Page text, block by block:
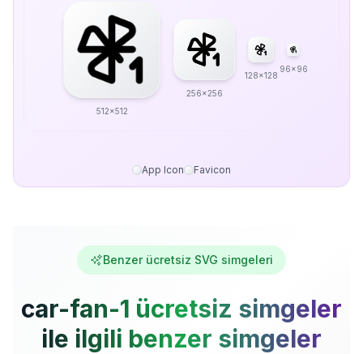
512x512
256x256
128x128
96x96
App Icon Favicon
Benzer ücretsiz SVG simgeleri
car-fan-1 ücretsiz simgeler
ile ilgili benzer simgeler